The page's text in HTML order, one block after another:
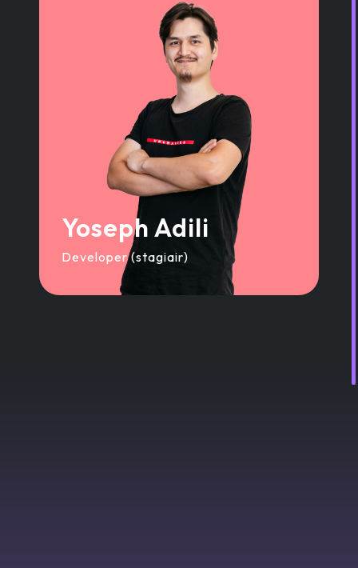
Yoseph Adili
Developer (stagiair)